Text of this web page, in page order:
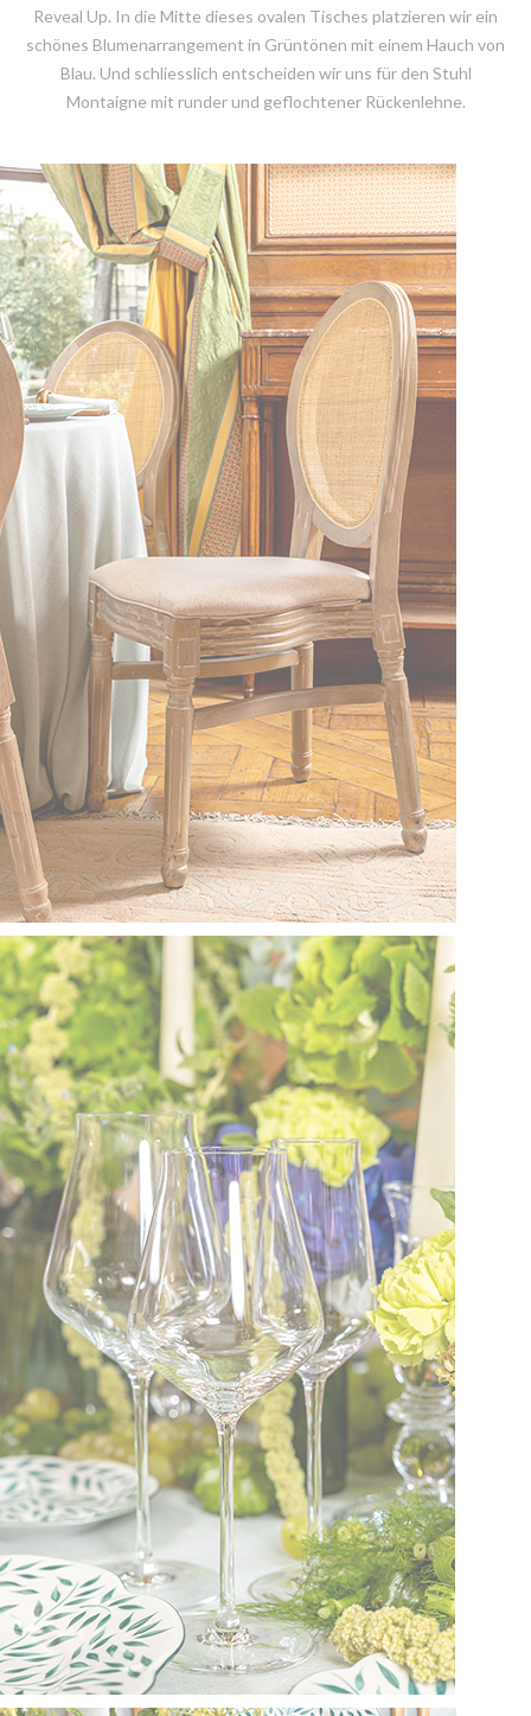
Reveal Up. In die Mitte dieses ovalen Tisches platzieren wir ein
schönes Blumenarrangement in Grüntönen mit einem Hauch von
Blau. Und schliesslich entscheiden wir uns für den Stuhl
Montaigne mit runder und geflochtener Rückenlehne.